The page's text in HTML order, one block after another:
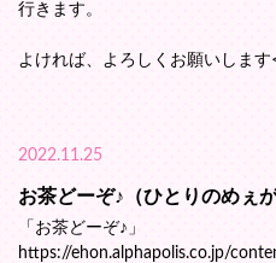
行きます。
よければ、よろしくお願いします
2022.11.25
お茶どーぞ♪（ひとりのめぇ
「お茶どーぞ♪」
https://ehon.alphapolis.co.jp/